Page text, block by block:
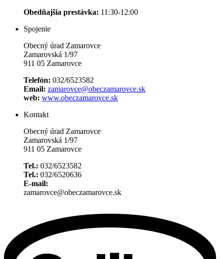
Obedňajšia prestávka: 11:30-12:00
Spojenie
Obecný úrad Zamarovce
Zamarovská 1/97
911 05 Zamarovce
Telefón: 032/6523582
Email: zamarovce@obeczamarovce.sk
web: www.obeczamarovce.sk
Kontakt
Obecný úrad Zamarovce
Zamarovská 1/97
911 05 Zamarovce
Tel.: 032/6523582
Tel.: 032/6520636
E-mail:
zamarovce@obeczamarovce.sk